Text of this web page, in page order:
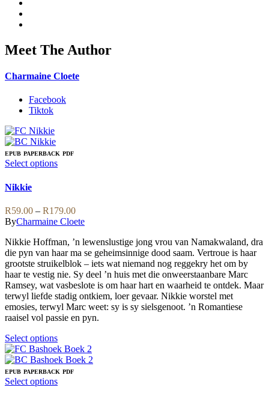
Meet The Author
Charmaine Cloete
Facebook
Tiktok
EPUB PAPERBACK PDF
Select optionsThis
variants.
The
options
may
be
chosen
on
the
product
page
Nikkie
R59.00 – R179.00Price
range:
through
R179.00
ByCharmaine Cloete
Nikkie Hoffman, ’n lewenslustige jong vrou van Namakwaland, dra
die pyn van haar ma se geheimsinnige dood saam. Vertroue is haar
grootste struikelblok – iets wat niemand nog reggekry het om by
haar te vestig nie. Sy deel ’n huis met die onweerstaanbare Marc
Ramsey, wat vasbeslote is om haar hart en waarheid te ontdek. Maar
terwyl liefde stadig ontkiem, loer gevaar. Nikkie worstel met
emosies, terwyl Marc weet: sy is sy sielsgenoot. ’n Romantiese
raaisel vol passie en pyn.
Select optionsThis
product
has
multiple
variants.
EPUB PAPERBACK PDF
Select optionsThis